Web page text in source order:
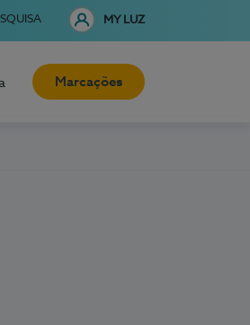
MY LUZ
Marcações